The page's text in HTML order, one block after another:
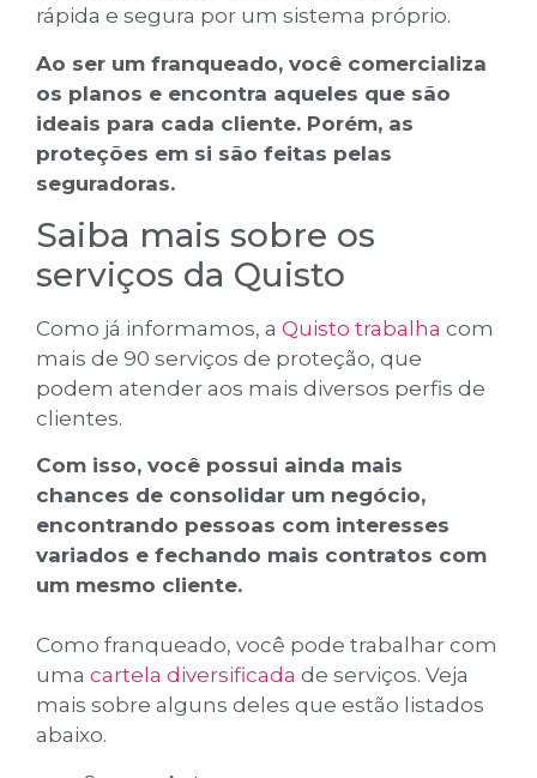
rápida e segura por um sistema próprio.
Ao ser um franqueado, você comercializa
os planos e encontra aqueles que são
ideais para cada cliente. Porém, as
proteções em si são feitas pelas
seguradoras.
Saiba mais sobre os
serviços da Quisto
Como já informamos, a Quisto trabalha com
mais de 90 serviços de proteção, que
podem atender aos mais diversos perfis de
clientes.
Com isso, você possui ainda mais
chances de consolidar um negócio,
encontrando pessoas com interesses
variados e fechando mais contratos com
um mesmo cliente.
Como franqueado, você pode trabalhar com
uma cartela diversificada de serviços. Veja
mais sobre alguns deles que estão listados
abaixo.